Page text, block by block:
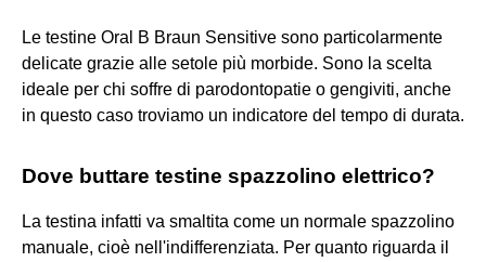
Le testine Oral B Braun Sensitive sono particolarmente
delicate grazie alle setole più morbide. Sono la scelta
ideale per chi soffre di parodontopatie o gengiviti, anche
in questo caso troviamo un indicatore del tempo di durata.
Dove buttare testine spazzolino elettrico?
La testina infatti va smaltita come un normale spazzolino
manuale, cioè nell'indifferenziata. Per quanto riguarda il